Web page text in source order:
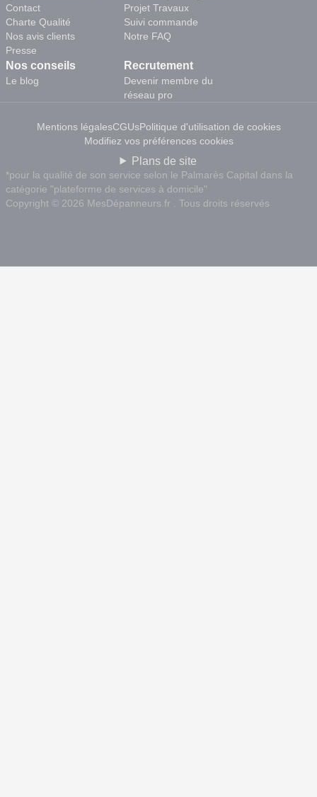
Contact
Charte Qualité
Nos avis clients
Presse
Projet Travaux
Suivi commande
Notre FAQ
Nos conseils
Le blog
Recrutement
Devenir membre du
réseau pro
*pour la qualité de son service selon le Palmarès Capital dans la
catégorie "plateforme de services à domicile"
Copyright © 2026 MesDépanneurs.fr . Tous droits réservés
Mentions légalesCGUsPolitique d'utilisation de cookies
Modifiez vos préférences cookies
Plans de site